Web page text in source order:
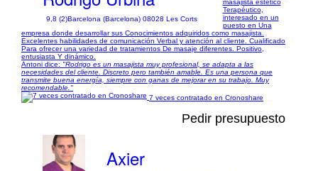
9,8 (2)Barcelona (Barcelona) 08028 Les Corts
masajista estético
Terapéutico,
interesado en un
puesto en Una
empresa donde desarrollar sus Conocimientos adquiridos como masajista.
Excelentes habilidades de comunicación Verbal y atención al cliente. Cualificado
Para ofrecer una variedad de tratamientos De masaje diferentes. Positivo,
entusiasta Y dinámico.
Antoni dice: "Rodrigo es un masajista muy profesional, se adapta a las
necesidades del cliente. Discreto pero también amable. Es una persona que
transmite buena energía, siempre con ganas de mejorar en su trabajo. Muy
recomendable."
7 veces contratado en Cronoshare
Pedir presupuesto
Axier